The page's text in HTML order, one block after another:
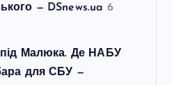
— DSnews.ua 6
під Малюка. Де НАБУ
для СБУ —